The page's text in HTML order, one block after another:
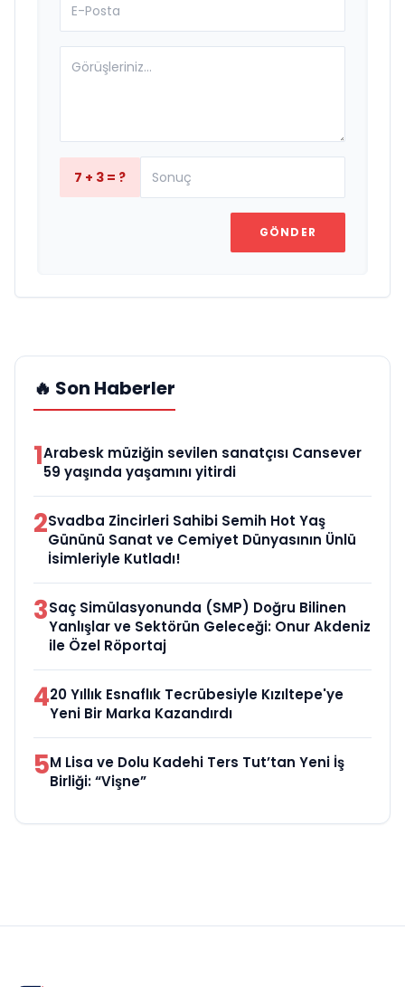
7 + 3 = ?
GÖNDER
🔥 Son Haberler
1Arabesk müziğin sevilen sanatçısı Cansever
59 yaşında yaşamını yitirdi
2Svadba Zincirleri Sahibi Semih Hot Yaş
Gününü Sanat ve Cemiyet Dünyasının Ünlü
İsimleriyle Kutladı!
3Saç Simülasyonunda (SMP) Doğru Bilinen
Yanlışlar ve Sektörün Geleceği: Onur Akdeniz
ile Özel Röportaj
420 Yıllık Esnaflık Tecrübesiyle Kızıltepe'ye
Yeni Bir Marka Kazandırdı
5M Lisa ve Dolu Kadehi Ters Tut’tan Yeni İş
Birliği: “Vişne”